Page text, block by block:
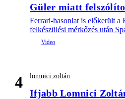
Güler miatt
Ferrari-hasonlat is előkerült a
felkészülési mérkőzés után
4 lomnici zoltán
Ifjabb Lomnici